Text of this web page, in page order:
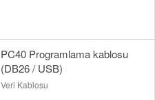
PC40 Programlama kablosu
(DB26 / USB)
Veri Kablosu